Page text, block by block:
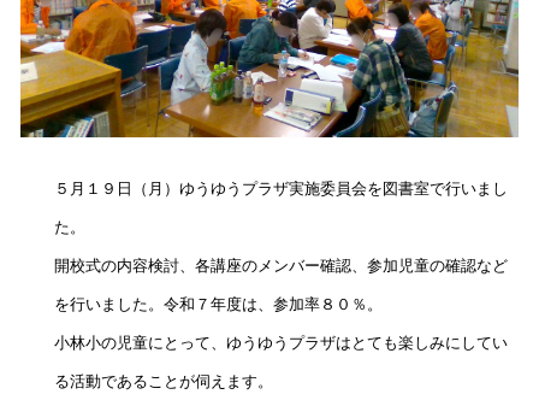
５月１９日（月）ゆうゆうプラザ実施委員会を図書室で行いまし
た。
開校式の内容検討、各講座のメンバー確認、参加児童の確認など
を行いました。令和７年度は、参加率８０％。
小林小の児童にとって、ゆうゆうプラザはとても楽しみにしてい
る活動であることが伺えます。